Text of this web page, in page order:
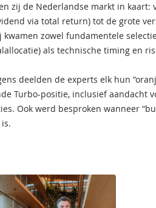
zij de Nederlandse markt in kaart:
via total return) tot de grote
kwamen zowel fundamentele
als technische timing en
deelden de experts elk hun
Turbo-positie, inclusief aandacht
Ook werd besproken wanneer